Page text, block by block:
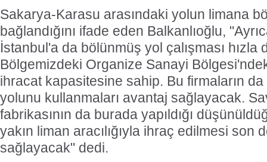
Sakarya-Karasu arasındaki yolun limana
bağlandığını ifade eden Balkanlıoğlu,
İstanbul'a da bölünmüş yol çalışması hızla
Bölgemizdeki Organize Sanayi
ihracat kapasitesine sahip. Bu firmaların
yolunu kullanmaları avantaj sağlayacak.
fabrikasının da burada yapıldığı
yakın liman aracılığıyla ihraç edilmesi son
sağlayacak" dedi.